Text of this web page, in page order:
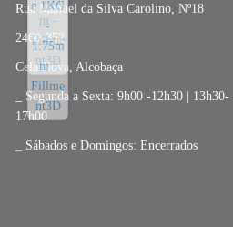
Rua Manuel da Silva Carolino, Nº18
2460-352
Cela Nova, Alcobaça
_ Segunda a Sexta: 9h00 -12h30 | 13h30-
17h00
_ Sábados e Domingos: Encerrados